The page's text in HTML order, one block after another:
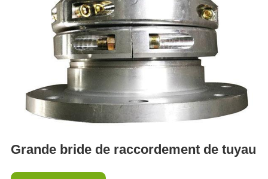
DA
PL
HU
Grande bride de raccordement de tuyau